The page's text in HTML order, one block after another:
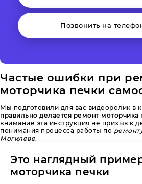
Позвонить на
Частые ошибки при
моторчика печки
Мы подготовили для вас видеоролик в
правильно делается ремонт моторчика
внимание эта инструкция не призыв к
понимания процесса работы по
Могилеве.
Это наглядный
моторчика печки